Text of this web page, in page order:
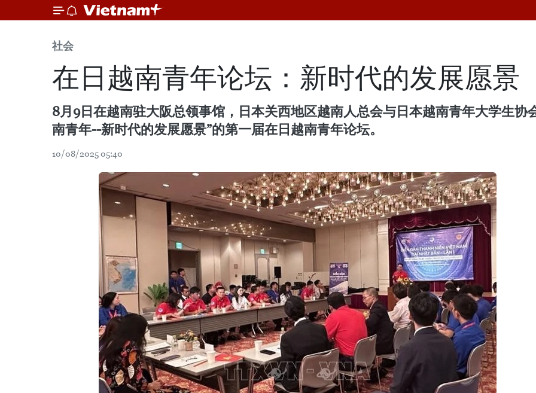
社会
在日越南青年论坛：新时代的发展愿景
8月9日在越南驻大阪总领事馆，日本关西地区越南人总会与日本越南青年大学生协
南青年--新时代的发展愿景”的第一届在日越南青年论坛。
10/08/2025 05:40